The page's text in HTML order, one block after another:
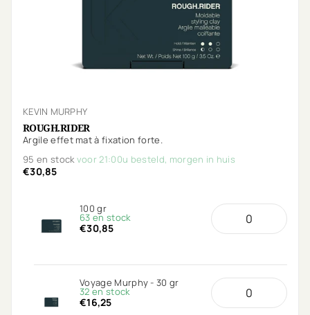
KEVIN MURPHY
ROUGH.RIDER
Argile effet mat à fixation forte.
95 en stockvoor 21:00u besteld, morgen in huis
€30,85
100 gr
63 en stock
€30,85
Voyage Murphy - 30 gr
32 en stock
€16,25